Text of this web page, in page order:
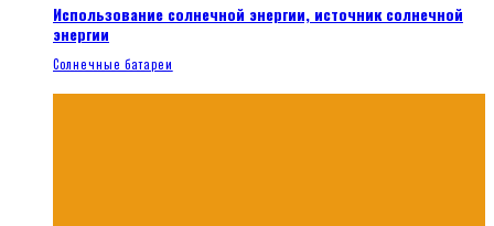
Использование солнечной энергии, источник солнечной
энергии
Солнечные батареи